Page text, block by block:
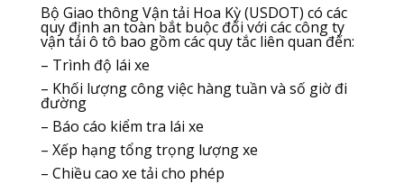
Bộ Giao thông Vận tải Hoa Kỳ (USDOT) có các
quy định an toàn bắt buộc đối với các công ty
vận tải ô tô bao gồm các quy tắc liên quan đến:
– Trình độ lái xe
– Khối lượng công việc hàng tuần và số giờ đi
đường
– Báo cáo kiểm tra lái xe
– Xếp hạng tổng trọng lượng xe
– Chiều cao xe tải cho phép